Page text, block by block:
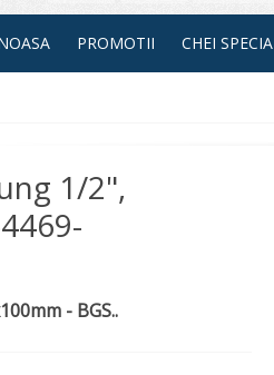
PROMOTII CHEI
1/2",
- BGS..